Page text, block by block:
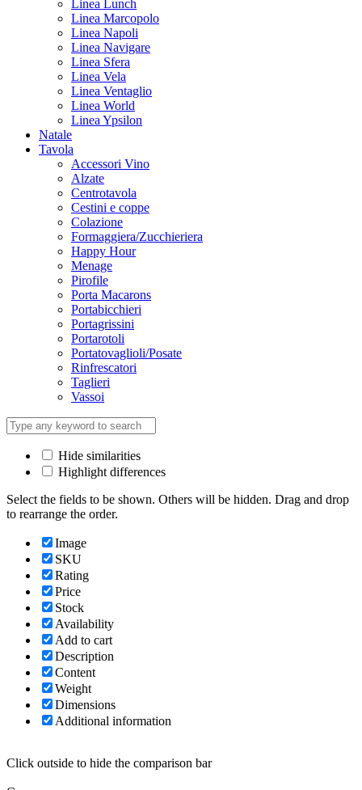
Linea Lunch
Linea Marcopolo
Linea Napoli
Linea Navigare
Linea Sfera
Linea Vela
Linea Ventaglio
Linea World
Linea Ypsilon
Natale
Tavola
Accessori Vino
Alzate
Centrotavola
Cestini e coppe
Colazione
Formaggiera/Zucchieriera
Happy Hour
Menage
Pirofile
Porta Macarons
Portabicchieri
Portagrissini
Portarotoli
Portatovaglioli/Posate
Rinfrescatori
Taglieri
Vassoi
Hide similarities
Highlight differences
Select the fields to be shown. Others will be hidden. Drag and drop
to rearrange the order.
Image
SKU
Rating
Price
Stock
Availability
Add to cart
Description
Content
Weight
Dimensions
Additional information
Click outside to hide the comparison bar